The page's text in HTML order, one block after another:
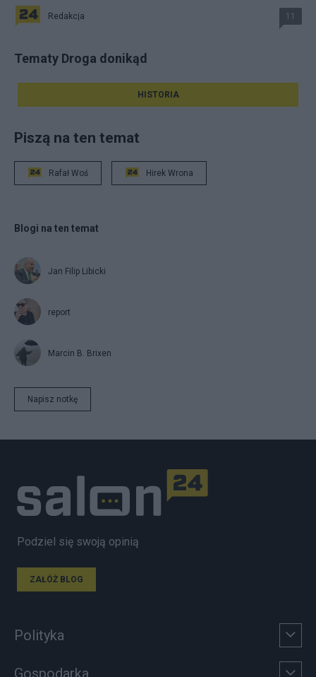
Redakcja 11
Tematy Droga donikąd
HISTORIA
Piszą na ten temat
Rafał Woś Hirek Wrona
Blogi na ten temat
Jan Filip Libicki
report
Marcin B. Brixen
Napisz notkę
Podziel się swoją opinią
ZAŁÓŻ BLOG
Polityka